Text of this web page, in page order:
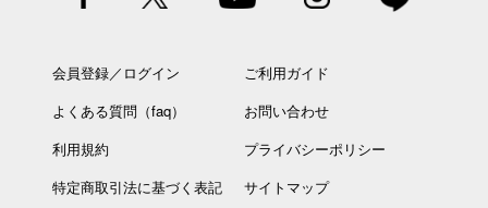
会員登録／ログイン
ご利用ガイド
よくある質問（faq）
お問い合わせ
利用規約
プライバシーポリシー
特定商取引法に基づく表記
サイトマップ